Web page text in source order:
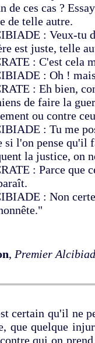
de ces cas ?
de telle autre.
: Veux-tu
est juste, telle
: C'est cela
: Oh !
: Eh bien,
de faire la
ou contre
: Tu me
si l'on pense qu'il
la justice, on
: Parce que
: Non
, Premier
certain qu'il ne
que quelque
qui on